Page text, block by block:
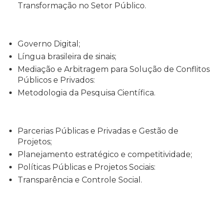
Transformação no Setor Público.
Governo Digital;
Língua brasileira de sinais;
Mediação e Arbitragem para Solução de Conflitos
Públicos e Privados:
Metodologia da Pesquisa Científica.
Parcerias Públicas e Privadas e Gestão de
Projetos;
Planejamento estratégico e competitividade;
Políticas Públicas e Projetos Sociais:
Transparência e Controle Social.